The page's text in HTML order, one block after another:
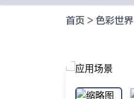
首页 > 色彩世界